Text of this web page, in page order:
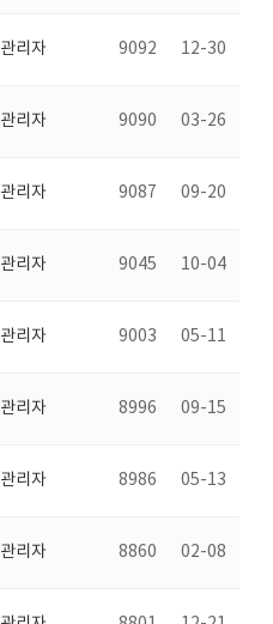
관리자 9092 12-30
관리자 9090 03-26
관리자 9087 09-20
관리자 9045 10-04
관리자 9003 05-11
관리자 8996 09-15
관리자 8986 05-13
관리자 8860 02-08